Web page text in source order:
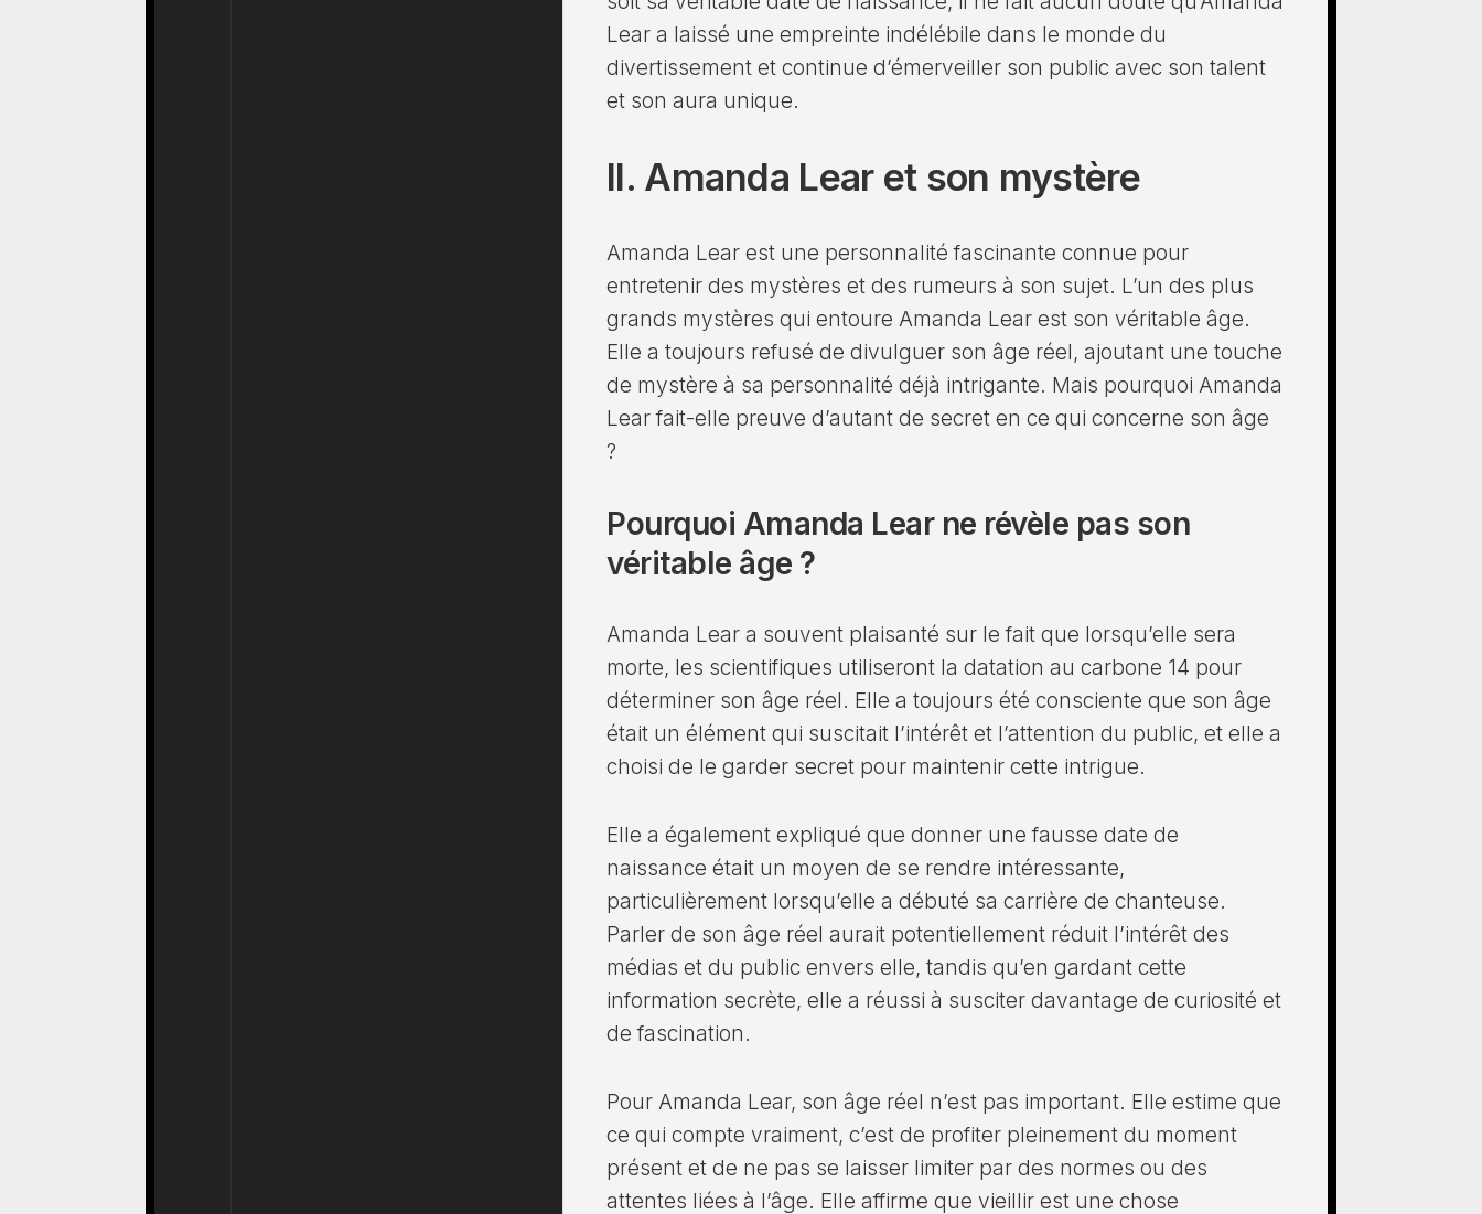
Lear a laissé une empreinte indélébile dans le monde du
divertissement et continue d’émerveiller son public avec son talent
et son aura unique.
II. Amanda Lear et son mystère
Amanda Lear est une personnalité fascinante connue pour
entretenir des mystères et des rumeurs à son sujet. L’un des plus
grands mystères qui entoure Amanda Lear est son véritable âge.
Elle a toujours refusé de divulguer son âge réel, ajoutant une touche
de mystère à sa personnalité déjà intrigante. Mais pourquoi Amanda
Lear fait-elle preuve d’autant de secret en ce qui concerne son âge
?
Pourquoi Amanda Lear ne révèle pas son
véritable âge ?
Amanda Lear a souvent plaisanté sur le fait que lorsqu’elle sera
morte, les scientifiques utiliseront la datation au carbone 14 pour
déterminer son âge réel. Elle a toujours été consciente que son âge
était un élément qui suscitait l’intérêt et l’attention du public, et elle a
choisi de le garder secret pour maintenir cette intrigue.
Elle a également expliqué que donner une fausse date de
naissance était un moyen de se rendre intéressante,
particulièrement lorsqu’elle a débuté sa carrière de chanteuse.
Parler de son âge réel aurait potentiellement réduit l’intérêt des
médias et du public envers elle, tandis qu’en gardant cette
information secrète, elle a réussi à susciter davantage de curiosité et
de fascination.
Pour Amanda Lear, son âge réel n’est pas important. Elle estime que
ce qui compte vraiment, c’est de profiter pleinement du moment
présent et de ne pas se laisser limiter par des normes ou des
attentes liées à l’âge. Elle affirme que vieillir est une chose